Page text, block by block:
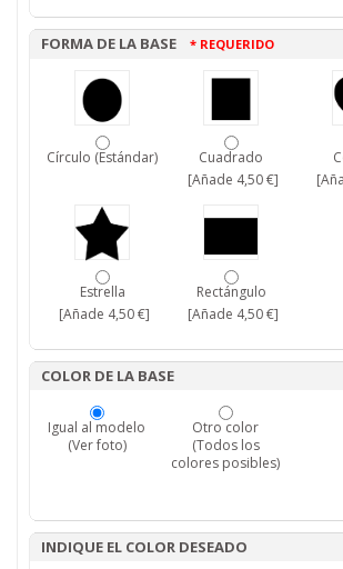
FORMA DE LA BASE * REQUERIDO
Círculo (Estándar)
Cuadrado
[Añade 4,50 €]
Estrella
[Añade 4,50 €]
Rectángulo
[Añade 4,50 €]
COLOR DE LA BASE
Igual al modelo
(Ver foto)
Otro color
(Todos los
colores posibles)
INDIQUE EL COLOR DESEADO